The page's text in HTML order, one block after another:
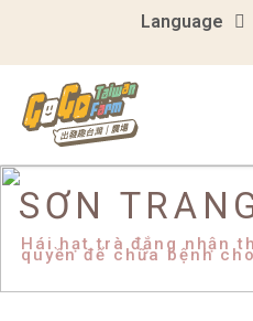
Language
SƠN
Hái hạt trà đắng nhận
quyền để chữa bệnh